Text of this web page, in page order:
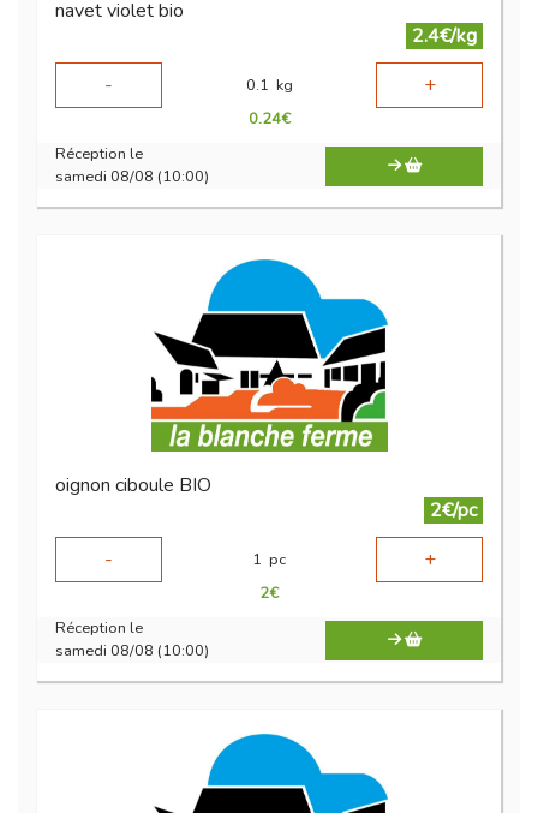
navet violet bio
2.4€/kg
-
0.1 kg +
0.24€
Réception le
samedi 08/08 (10:00)
oignon ciboule BIO
2€/pc
-
1 pc +
2€
Réception le
samedi 08/08 (10:00)